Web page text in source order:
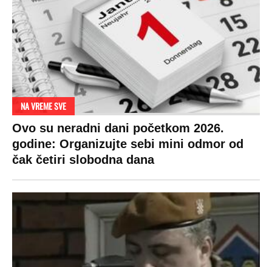
Za posnu slavsku trpezu ove godine treba
izdvojiti ozbiljnu sumu novca: Nečija cela
Politika
SHOWBIZ
Rijaliti
Fudbal
VIRALNO
Bizar